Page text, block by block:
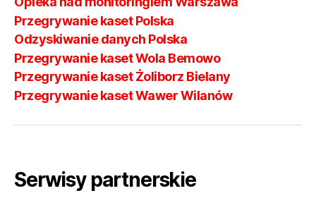
Przegrywanie kaset Polska
Odzyskiwanie danych Polska
Przegrywanie kaset Wola Bemowo
Przegrywanie kaset Żoliborz Bielany
Przegrywanie kaset Wawer Wilanów
Serwisy partnerskie